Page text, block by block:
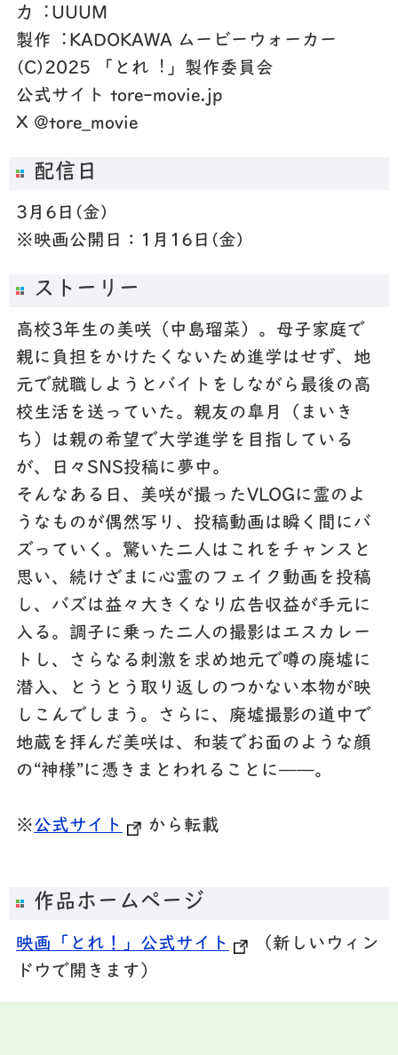
⼒︓UUUM
製作︓KADOKAWA ムービーウォーカー
(C)2025 「とれ︕」製作委員会
公式サイト tore-movie.jp
X @tore_movie
配信日
3月6日(金)
※映画公開日：1月16日(金)
ストーリー
高校3年生の美咲（中島瑠菜）。母子家庭で
親に負担をかけたくないため進学はせず、地
元で就職しようとバイトをしながら最後の高
校生活を送っていた。親友の皐月（まいき
ち）は親の希望で大学進学を目指している
が、日々SNS投稿に夢中。
そんなある日、美咲が撮ったVLOGに霊のよ
うなものが偶然写り、投稿動画は瞬く間にバ
ズっていく。驚いた二人はこれをチャンスと
思い、続けざまに心霊のフェイク動画を投稿
し、バズは益々大きくなり広告収益が手元に
入る。調子に乗った二人の撮影はエスカレー
トし、さらなる刺激を求め地元で噂の廃墟に
潜入、とうとう取り返しのつかない本物が映
しこんでしまう。さらに、廃墟撮影の道中で
地蔵を拝んだ美咲は、和装でお面のような顔
の“神様”に憑きまとわれることに——。
※公式サイト から転載
作品ホームページ
映画「とれ！」公式サイト
（新しいウィン
ドウで開きます）